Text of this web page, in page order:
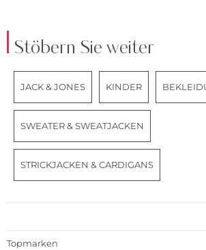
Stöbern Sie weiter
JACK & JONES KINDER
SWEATER & SWEATJACKEN
STRICKJACKEN & CARDIGANS
Topmarken